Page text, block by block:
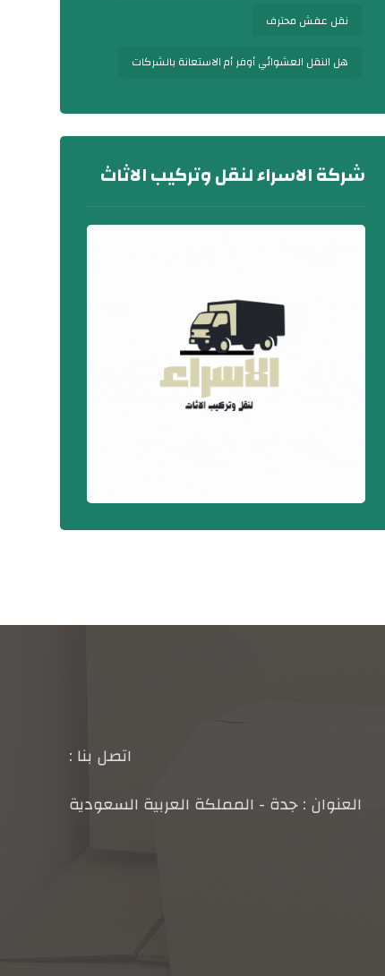
نقل عفش محترف
هل النقل العشوائي أوفر أم الاستعانة بالشركات
شركة الاسراء لنقل وتركيب الاثاث
اتصل بنا :
العنوان : جدة - المملكة العربية السعودية